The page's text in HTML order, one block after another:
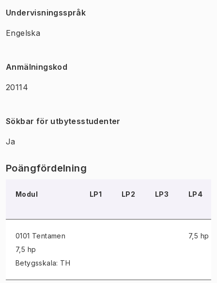
Undervisningsspråk
Engelska
Anmälningskod
20114
Sökbar för utbytesstudenter
Ja
Poängfördelning
Modul LP1 LP2 LP3 LP4
0101 Tentamen
7,5 hp
Betygsskala: TH
7,5 hp